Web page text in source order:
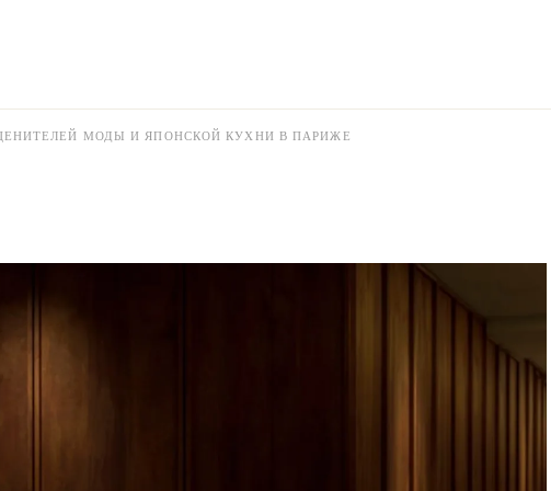
МОДЫ И ЯПОНСКОЙ КУХНИ В ПАРИЖЕ